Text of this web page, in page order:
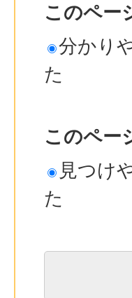
このペー
分かり
た
このペー
見つけ
た